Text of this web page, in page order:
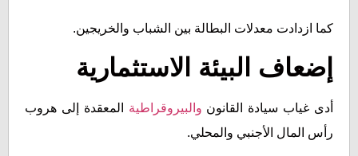
كما ازدادت معدلات البطالة بين الشباب والخريجين.
إضعاف البيئة الاستثمارية
أدى غياب سيادة القانون والبيروقراطية المعقدة إلى هروب
رأس المال الأجنبي والمحلي.